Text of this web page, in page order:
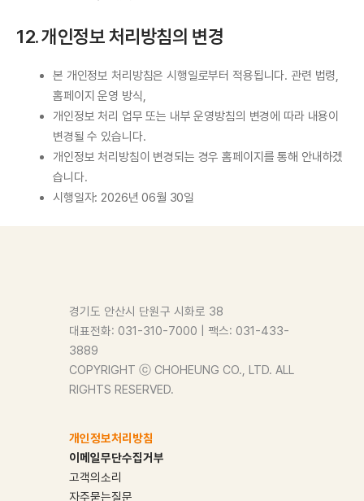
12. 개인정보 처리방침의 변경
본 개인정보 처리방침은 시행일로부터 적용됩니다. 관련 법령,
홈페이지 운영 방식,
개인정보 처리 업무 또는 내부 운영방침의 변경에 따라 내용이
변경될 수 있습니다.
개인정보 처리방침이 변경되는 경우 홈페이지를 통해 안내하겠
습니다.
시행일자: 2026년 06월 30일
경기도 안산시 단원구 시화로 38
대표전화: 031-310-7000 | 팩스: 031-433-
3889
COPYRIGHT ⓒ CHOHEUNG CO., LTD. ALL
RIGHTS RESERVED.
개인정보처리방침
이메일무단수집거부
고객의소리
자주묻는질문